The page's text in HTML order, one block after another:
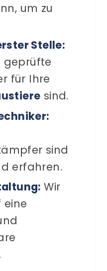
um zu
Stelle:
geprüfte
für Ihre
sind.
sind
erfahren.
Wir
eine